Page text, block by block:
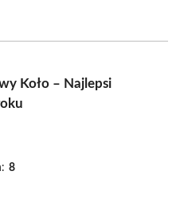
Koło – Najlepsi
8